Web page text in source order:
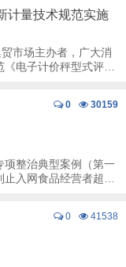
计量技术规范实施
市场主办者，广大消
0 30159
项整治典型案例（第一
入网食品经营者超许
0 41538